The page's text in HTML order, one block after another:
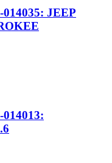
014035: JEEP